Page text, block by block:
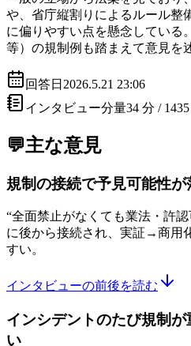
や、省庁縦割りによるルール整
に偏りやすい点を懸念している
等）の規制例も踏まえて意見を
回答日 2026.5.21 23:06
インタビュー分量34 分 / 1435
💬主な意見
規制の接続で予見可能性
“全面禁止がなくても業法・許
に後から接続され、実証→商用
すい。
インタビューの前後を読む
インシデントのたび規制
い